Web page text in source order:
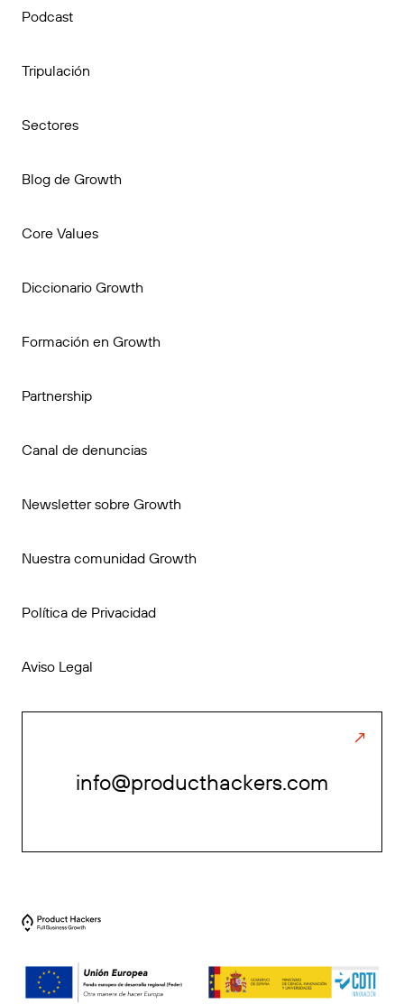
Podcast
Tripulación
Sectores
Blog de Growth
Core Values
Diccionario Growth
Formación en Growth
Partnership
Canal de denuncias
Newsletter sobre Growth
Nuestra comunidad Growth
Política de Privacidad
Aviso Legal
info@producthackers.com